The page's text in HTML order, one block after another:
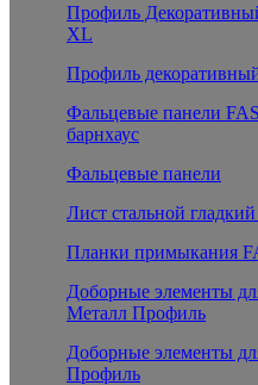
Профиль
XL
Профиль
Фальцевые панели
барнхаус
Фальцевые панели
Лист стальной
Планки примыкания
Доборные элементы
Металл Профиль
Доборные элементы
Профиль